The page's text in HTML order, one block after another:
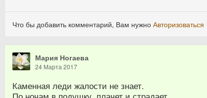
Что бы добавить комментарий, Вам нужноАвторизоваться
Мария Ногаева
24 Марта 2017
Каменная леди жалости не знает.